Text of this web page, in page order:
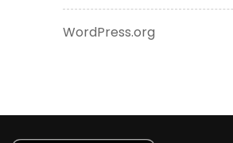
WordPress.org